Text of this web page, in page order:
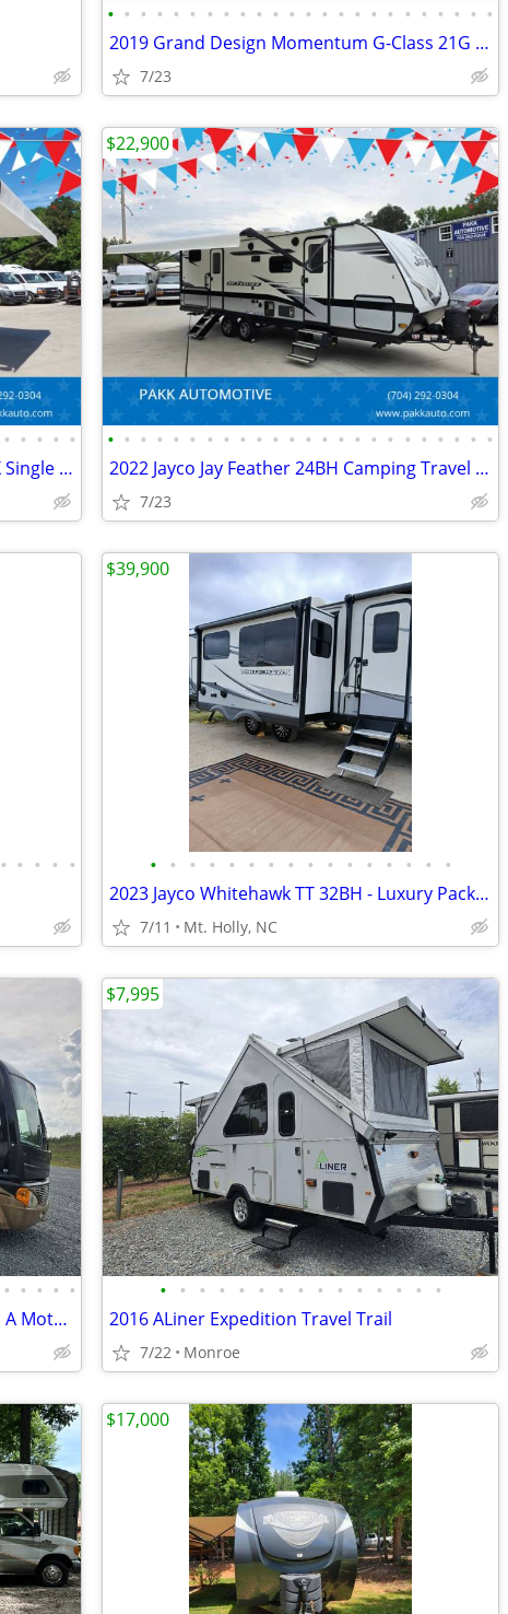
• • • • • • • • • • • • • • • • • • • • • • • •
2019 Grand Design Momentum G-Class 21G Toy Hauler Camper FUEL STATION
7/23
• • • • •
2022 Starcraft 18RBS Super Lite MAXX Single Axle Travel Trailer Camper
• • • • • • • • • • • • • • • • • • • • • • • •
2022 Jayco Jay Feather 24BH Camping Travel Trailer Camper CLEAN
7/23
$22,900
• • • • • • • • • • • • • • • • • • • • •
2023 Jayco Whitehawk TT 32BH - Luxury Package
7/11 Mt. Holly, NC
$39,900
• • • • •
2008 Fleetwood Pace Arrow 38p Class A Motorhome
• • • • • • • • • • • • • • •
2016 ALiner Expedition Travel Trail
7/22 Monroe
$7,995
$17,000